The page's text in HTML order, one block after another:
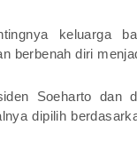
keluarga
berbenah diri
Soeharto dan
dipilih